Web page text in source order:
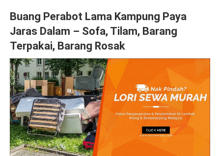
Buang Perabot Lama Kampung Paya
Jaras Dalam – Sofa, Tilam, Barang
Terpakai, Barang Rosak